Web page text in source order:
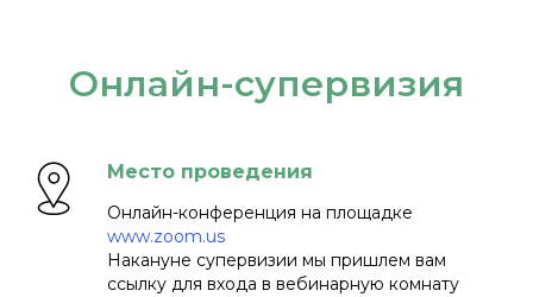
Онлайн-супервизия
Место проведения
Онлайн-конференция на площадке
www.zoom.us
Накануне супервизии мы пришлем вам
ссылку для входа в вебинарную комнату